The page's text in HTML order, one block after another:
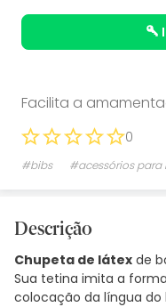
Facilita a
0
#bibs #acessórios para
Descrição
Chupeta de látex de
Sua tetina imita a
colocação da língua do